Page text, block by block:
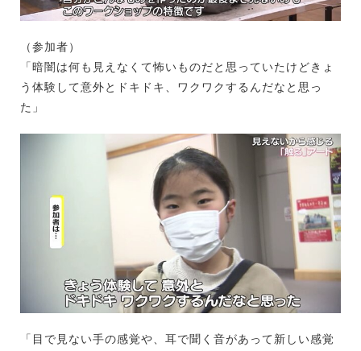
（参加者）
「暗闇は何も見えなくて怖いものだと思っていたけどきょ
う体験して意外とドキドキ、ワクワクするんだなと思っ
た」
「目で見ない手の感覚や、耳で聞く音があって新しい感覚